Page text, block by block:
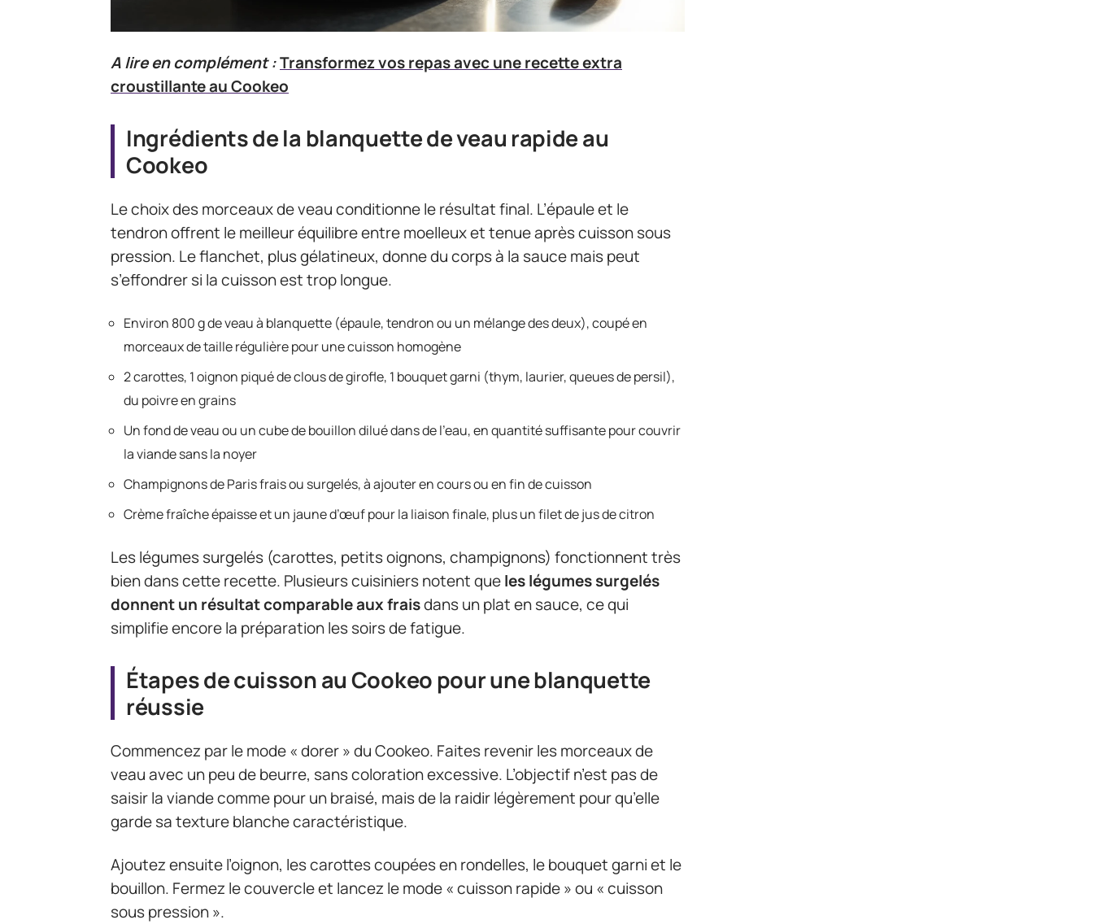
A lire en complément :Transformez vos repas avec une recette extra
croustillante au Cookeo
Ingrédients de la blanquette de veau rapide au
Cookeo
Le choix des morceaux de veau conditionne le résultat final. L’épaule et le
tendron offrent le meilleur équilibre entre moelleux et tenue après cuisson sous
pression. Le flanchet, plus gélatineux, donne du corps à la sauce mais peut
s’effondrer si la cuisson est trop longue.
Environ 800 g de veau à blanquette (épaule, tendron ou un mélange des deux), coupé en
morceaux de taille régulière pour une cuisson homogène
2 carottes, 1 oignon piqué de clous de girofle, 1 bouquet garni (thym, laurier, queues de persil),
du poivre en grains
Un fond de veau ou un cube de bouillon dilué dans de l’eau, en quantité suffisante pour couvrir
la viande sans la noyer
Champignons de Paris frais ou surgelés, à ajouter en cours ou en fin de cuisson
Crème fraîche épaisse et un jaune d’œuf pour la liaison finale, plus un filet de jus de citron
Les légumes surgelés (carottes, petits oignons, champignons) fonctionnent très
bien dans cette recette. Plusieurs cuisiniers notent queles légumes surgelés
donnent un résultat comparable aux fraisdans un plat en sauce, ce qui
simplifie encore la préparation les soirs de fatigue.
Étapes de cuisson au Cookeo pour une blanquette
réussie
Commencez par le mode « dorer » du Cookeo. Faites revenir les morceaux de
veau avec un peu de beurre, sans coloration excessive. L’objectif n’est pas de
saisir la viande comme pour un braisé, mais de la raidir légèrement pour qu’elle
garde sa texture blanche caractéristique.
Ajoutez ensuite l’oignon, les carottes coupées en rondelles, le bouquet garni et le
bouillon. Fermez le couvercle et lancez le mode « cuisson rapide » ou « cuisson
sous pression ».